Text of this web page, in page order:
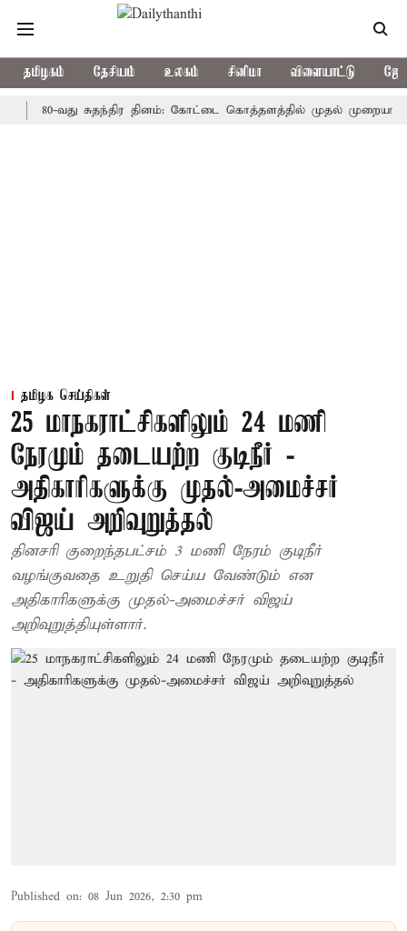
தமிழகம் தேசியம் உலகம் சினிமா விளையாட்டு
வது சுதந்திர தினம்: கோட்டை கொத்தளத்தில் முதல் முறையாக
தமிழக செய்திகள்
25 மாநகராட்சிகளிலும் 24 மணி
நேரமும் தடையற்ற குடிநீர் -
அதிகாரிகளுக்கு முதல்-அமைச்சர்
விஜய் அறிவுறுத்தல்
தினசரி குறைந்தபட்சம் 3 மணி நேரம் குடிநீர்
வழங்குவதை உறுதி செய்ய வேண்டும் என
அதிகாரிகளுக்கு முதல்-அமைச்சர் விஜய்
அறிவுறுத்தியுள்ளார்.
Published on: 08 Jun 2026, 2:30 pm